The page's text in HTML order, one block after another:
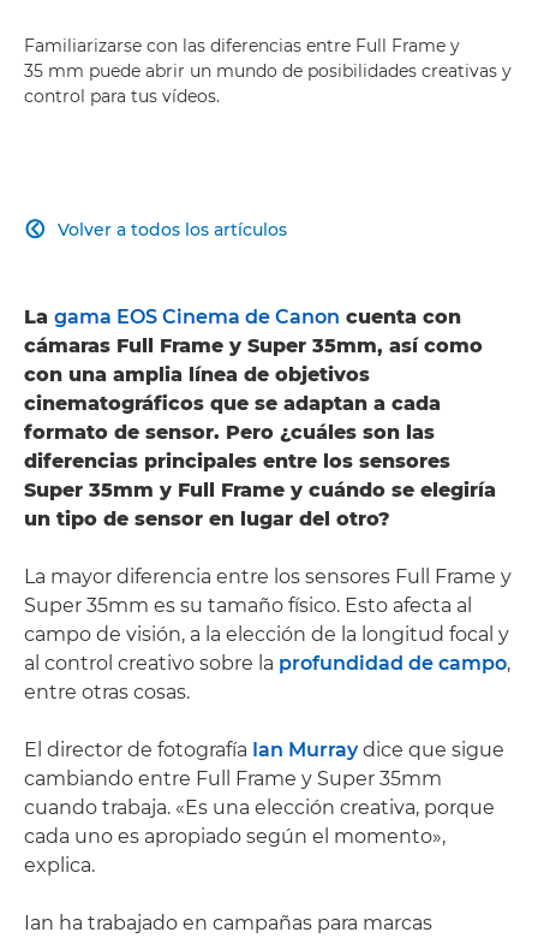
Familiarizarse con las diferencias entre Full Frame y
35 mm puede abrir un mundo de posibilidades creativas y
control para tus vídeos.
Volver a todos los artículos

La gama EOS Cinema de Canon cuenta con
cámaras Full Frame y Super 35mm, así como
con una amplia línea de objetivos
cinematográficos que se adaptan a cada
formato de sensor. Pero ¿cuáles son las
diferencias principales entre los sensores
Super 35mm y Full Frame y cuándo se elegiría
un tipo de sensor en lugar del otro?
La mayor diferencia entre los sensores Full Frame y
Super 35mm es su tamaño físico. Esto afecta al
campo de visión, a la elección de la longitud focal y
al control creativo sobre la profundidad de campo,
entre otras cosas.
El director de fotografía Ian Murraydice que sigue
cambiando entre Full Frame y Super 35mm
cuando trabaja. «Es una elección creativa, porque
cada uno es apropiado según el momento»,
explica.
Ian ha trabajado en campañas para marcas